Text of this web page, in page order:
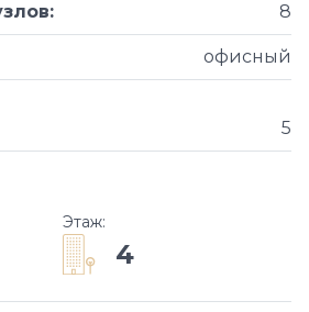
: 8
офисный
5
Этаж:
4